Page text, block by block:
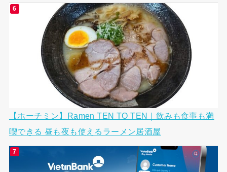
【ホーチミン】Ramen TEN TO TEN｜飲みも食事も満
喫できる 昼も夜も使えるラーメン居酒屋